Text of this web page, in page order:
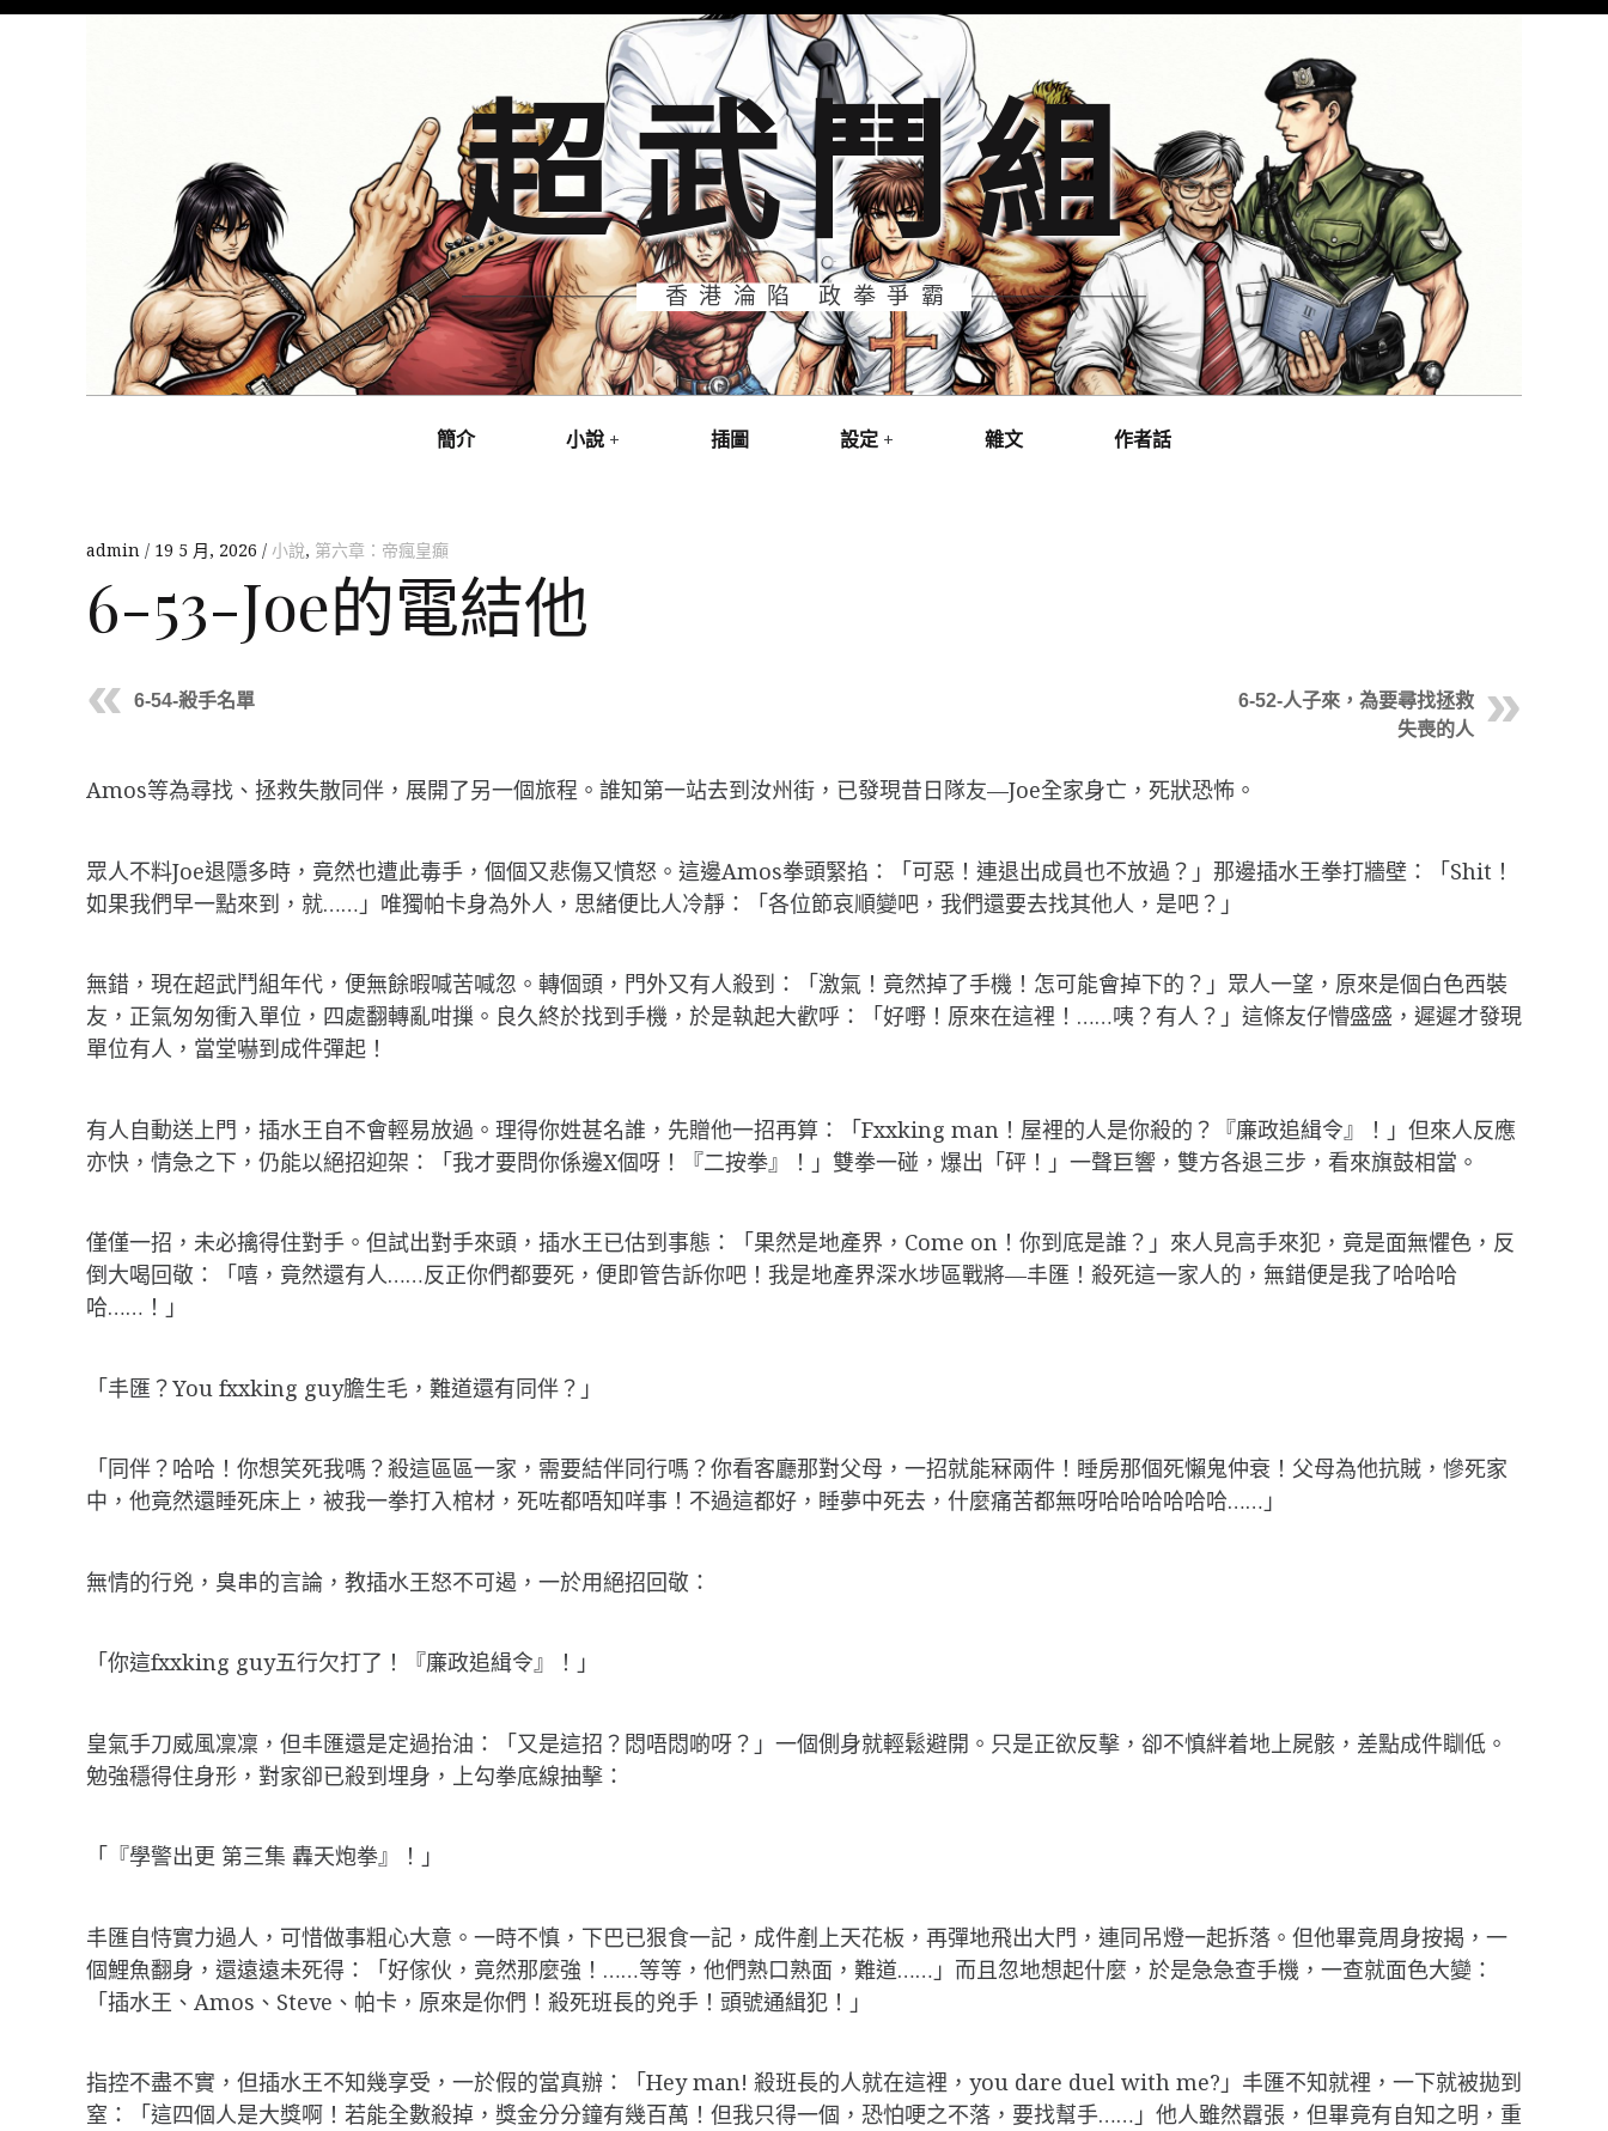
超武鬥組
香港淪陷 政拳爭霸
簡介 小說 插圖 設定 雜文 作者話
admin 19 5 月, 2026 小說, 第六章：帝瘋皇癲
6-53-Joe的電結他
6-54-殺手名單
6-52-人子來，為要尋找拯救
失喪的人
Amos等為尋找、拯救失散同伴，展開了另一個旅程。誰知第一站去到汝州街，已發現昔日隊友—Joe全家身亡，死狀恐怖。
眾人不料Joe退隱多時，竟然也遭此毒手，個個又悲傷又憤怒。這邊Amos拳頭緊掐：「可惡！連退出成員也不放過？」那邊插水王拳打牆壁：「Shit！
如果我們早一點來到，就……」唯獨帕卡身為外人，思緒便比人冷靜：「各位節哀順變吧，我們還要去找其他人，是吧？」
無錯，現在超武鬥組年代，便無餘暇喊苦喊忽。轉個頭，門外又有人殺到：「激氣！竟然掉了手機！怎可能會掉下的？」眾人一望，原來是個白色西裝
友，正氣匆匆衝入單位，四處翻轉亂咁摷。良久終於找到手機，於是執起大歡呼：「好嘢！原來在這裡！……咦？有人？」這條友仔懵盛盛，遲遲才發現
單位有人，當堂嚇到成件彈起！
有人自動送上門，插水王自不會輕易放過。理得你姓甚名誰，先贈他一招再算：「Fxxking man！屋裡的人是你殺的？『廉政追緝令』！」但來人反應
亦快，情急之下，仍能以絕招迎架：「我才要問你係邊X個呀！『二按拳』！」雙拳一碰，爆出「砰！」一聲巨響，雙方各退三步，看來旗鼓相當。
僅僅一招，未必擒得住對手。但試出對手來頭，插水王已估到事態：「果然是地產界，Come on！你到底是誰？」來人見高手來犯，竟是面無懼色，反
倒大喝回敬：「嘻，竟然還有人……反正你們都要死，便即管告訴你吧！我是地產界深水埗區戰將—丰匯！殺死這一家人的，無錯便是我了哈哈哈
哈……！」
「丰匯？You fxxking guy膽生毛，難道還有同伴？」
「同伴？哈哈！你想笑死我嗎？殺這區區一家，需要結伴同行嗎？你看客廳那對父母，一招就能冧兩件！睡房那個死懶鬼仲衰！父母為他抗賊，慘死家
中，他竟然還睡死床上，被我一拳打入棺材，死咗都唔知咩事！不過這都好，睡夢中死去，什麼痛苦都無呀哈哈哈哈哈哈……」
無情的行兇，臭串的言論，教插水王怒不可遏，一於用絕招回敬：
「你這fxxking guy五行欠打了！『廉政追緝令』！」
皇氣手刀威風凜凜，但丰匯還是定過抬油：「又是這招？悶唔悶啲呀？」一個側身就輕鬆避開。只是正欲反擊，卻不慎絆着地上屍骸，差點成件瞓低。
勉強穩得住身形，對家卻已殺到埋身，上勾拳底線抽擊：
「『學警出更 第三集 轟天炮拳』！」
丰匯自恃實力過人，可惜做事粗心大意。一時不慎，下巴已狠食一記，成件剷上天花板，再彈地飛出大門，連同吊燈一起拆落。但他畢竟周身按揭，一
個鯉魚翻身，還遠遠未死得：「好傢伙，竟然那麼強！……等等，他們熟口熟面，難道……」而且忽地想起什麼，於是急急查手機，一查就面色大變：
「插水王、Amos、Steve、帕卡，原來是你們！殺死班長的兇手！頭號通緝犯！」
指控不盡不實，但插水王不知幾享受，一於假的當真辦：「Hey man! 殺班長的人就在這裡，you dare duel with me?」丰匯不知就裡，一下就被拋到
窒：「這四個人是大獎啊！若能全數殺掉，獎金分分鐘有幾百萬！但我只得一個，恐怕哽之不落，要找幫手……」他人雖然囂張，但畢竟有自知之明，重